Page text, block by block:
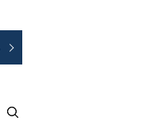
search